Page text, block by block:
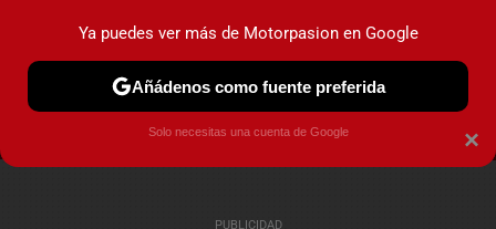
MENÚ NUEVO
COCHES ELÉCTRICOS OBSERVATORIO ×
Ya puedes ver más de Motorpasion en Google
Añádenos como fuente preferida
Solo necesitas una cuenta de Google